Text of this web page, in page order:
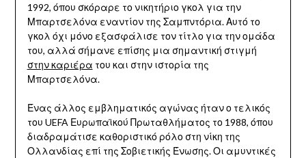
1992, όπου σκόραρε το νικητήριο γκολ για την
Μπαρτσελόνα εναντίον της Σαμπντόρια. Αυτό το
γκολ όχι μόνο εξασφάλισε τον τίτλο για την ομάδα
του, αλλά σήμανε επίσης μια σημαντική στιγμή
στην καριέρα του και στην ιστορία της
Μπαρτσελόνα.
Ένας άλλος εμβληματικός αγώνας ήταν ο τελικός
του UEFA Ευρωπαϊκού Πρωταθλήματος το 1988, όπου
διαδραμάτισε καθοριστικό ρόλο στη νίκη της
Ολλανδίας επί της Σοβιετικής Ένωσης. Οι αμυντικές